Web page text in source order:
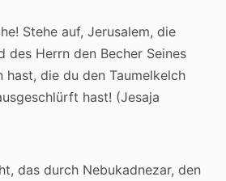
Stehe auf, Jerusalem, die
des Herrn den Becher Seines
hast, die du den Taumelkelch
hast! (Jesaja
das durch Nebukadnezar, den